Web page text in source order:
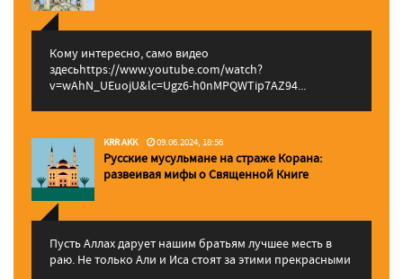
Кому интересно, само видео
здесьhttps://www.youtube.com/watch?
v=wAhN_UEuojU&lc=Ugz6-h0nMPQWTip7AZ94...
KRR AKK 09.06.2024, 18:56
Русские мусульмане на страже Корана:
pазвеивая мифы о Священной Книге
Пусть Аллах дарует нашим братьям лучшее месть в
раю. Не только Али и Иса стоят за этими прекрасными